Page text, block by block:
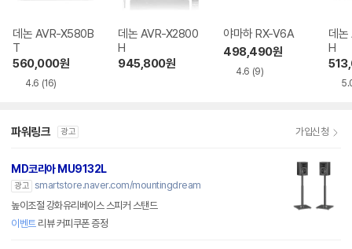
데논 AVR-X580B
T
560,000원
4.6 (16)
데논 AVR-X2800
H
945,800원
야마하 RX-V6A
498,490원
4.6 (9)
데
H
파워링크 광고 가입신청
MD코리아 MU9132L
광고 smartstore.naver.com/mountingdream
높이조절 강화유리베이스 스피커 스탠드
이벤트리뷰 커피쿠폰 증정